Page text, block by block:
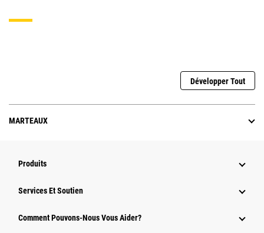
Développer Tout
MARTEAUX
Produits
Services Et Soutien
Comment Pouvons-Nous Vous Aider?